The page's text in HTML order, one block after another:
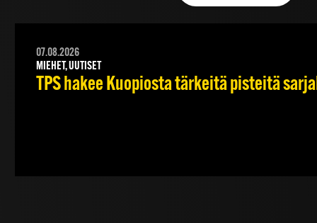
07.08.2026
MIEHET, UUTISET
TPS hakee Kuopiosta tärkeitä pisteitä